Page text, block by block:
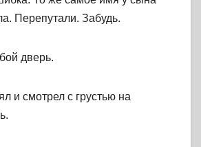
Перепутали. Забудь.
дверь.
и смотрел с грустью на